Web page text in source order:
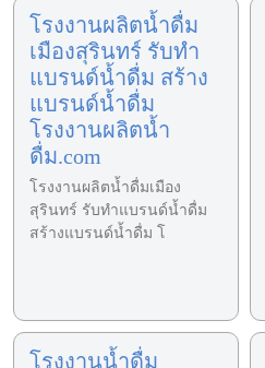
โรงงานผลิตน้ำดื่ม
เมืองสุรินทร์ รับทำ
แบรนด์น้ำดื่ม สร้าง
แบรนด์น้ำดื่ม
โรงงานผลิตน้ำ
ดื่ม.com
โรงงานผลิตน้ำดื่มเมือง
สุรินทร์ รับทำแบรนด์น้ำดื่ม
สร้างแบรนด์น้ำดื่ม โ
โรงงานน้ำดื่ม